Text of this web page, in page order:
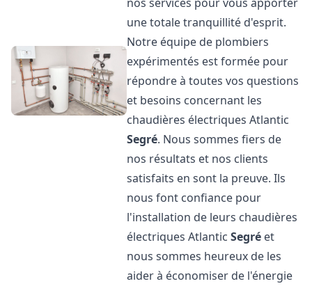
une totale tranquillité d'esprit.
Notre équipe de plombiers
expérimentés est formée pour
répondre à toutes vos questions
et besoins concernant les
chaudières électriques Atlantic
Segré. Nous sommes fiers de
nos résultats et nos clients
satisfaits en sont la preuve. Ils
nous font confiance pour
l'installation de leurs chaudières
électriques AtlanticSegré et
nous sommes heureux de les
aider à économiser de l'énergie